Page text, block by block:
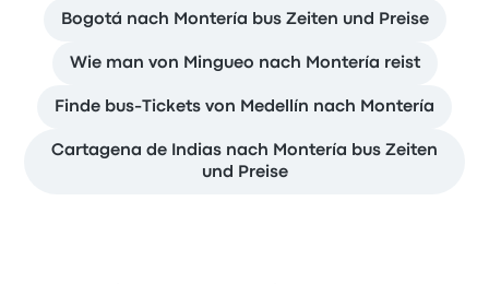
Bogotá nach Montería bus Zeiten und Preise
Wie man von Mingueo nach Montería reist
Finde bus-Tickets von Medellín nach Montería
Cartagena de Indias nach Montería bus Zeiten
und Preise